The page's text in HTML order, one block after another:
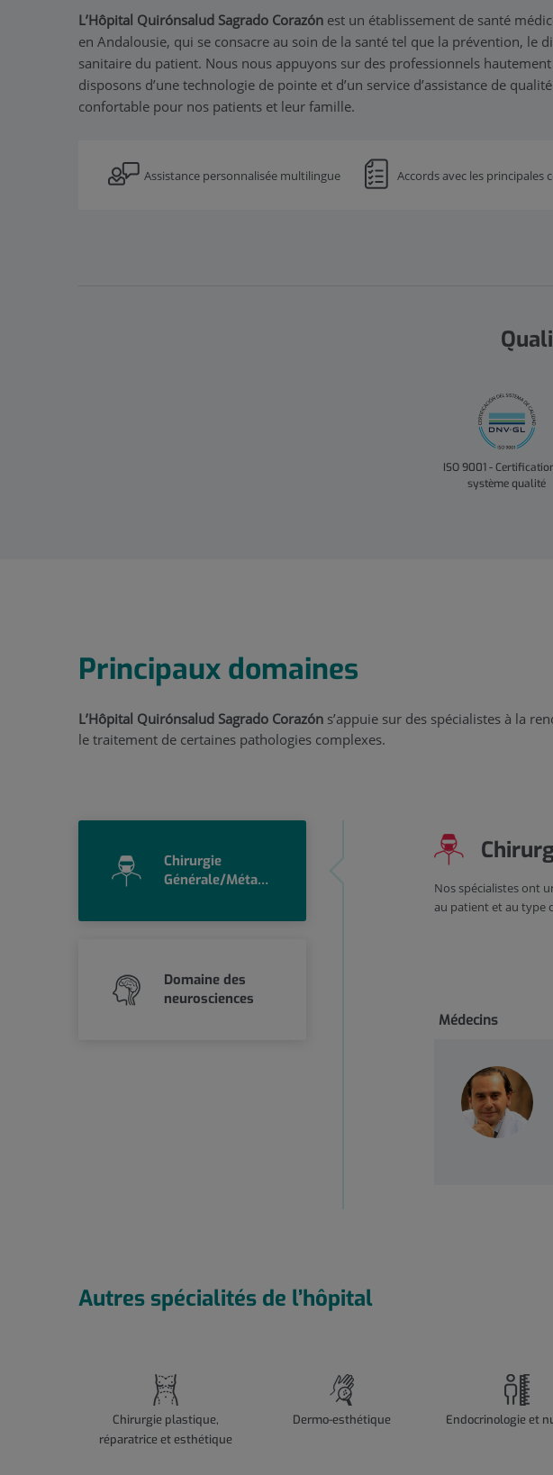
L’Hôpital Quirónsalud Sagrado Corazón est un établissement de santé
en Andalousie, qui se consacre au soin de la santé tel que la prévention, le
sanitaire du patient. Nous nous appuyons sur des professionnels
disposons d’une technologie de pointe et d’un service d’assistance de
confortable pour nos patients et leur famille.
Assistance personnalisée multilingue Accords avec les principales
ISO 9001 -
système qualité
Principaux domaines
L’Hôpital Quirónsalud Sagrado Corazón s’appuie sur des spécialistes à la
le traitement de certaines pathologies complexes.
Chirurgie
Générale/Métabolique
Domaine des
neurosciences
Nos spécialistes ont
au patient et au type
Médecins
Autres spécialités de l’hôpital
Chirurgie plastique,
réparatrice et esthétique
Dermo-esthétique Endocrinologie et